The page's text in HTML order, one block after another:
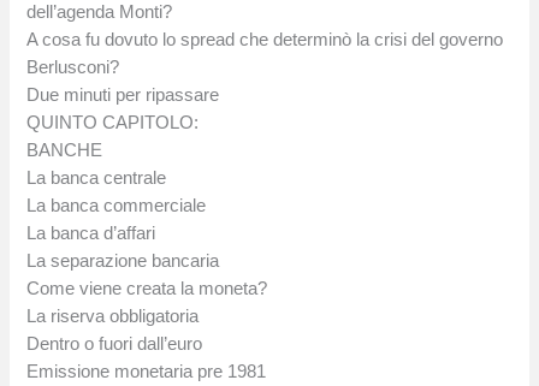
dell’agenda Monti?
A cosa fu dovuto lo spread che determinò la crisi del governo
Berlusconi?
Due minuti per ripassare
QUINTO CAPITOLO:
BANCHE
La banca centrale
La banca commerciale
La banca d’affari
La separazione bancaria
Come viene creata la moneta?
La riserva obbligatoria
Dentro o fuori dall’euro
Emissione monetaria pre 1981